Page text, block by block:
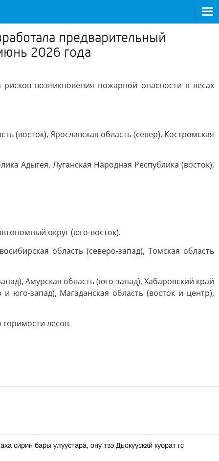
предварительный
2026 года
возникновения пожарной опасности в лесах
(восток), Ярославская область (север), Костромская
Адыгея, Луганская Народная Республика (восток),
округ (юго-восток).
область (северо-запад), Томская область
Амурская область (юго-запад), Хабаровский край
юго-запад), Магаданская область (восток и центр),
лесов.
сирин бары улуустара, ону тээ Дьокуускай куорат гс